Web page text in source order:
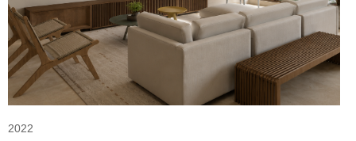
2022